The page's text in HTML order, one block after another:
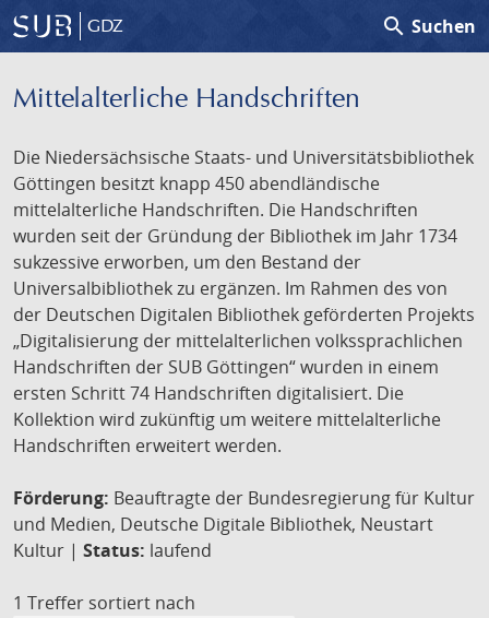
GDZ search Suchen
Mittelalterliche Handschriften
Die Niedersächsische Staats- und Universitätsbibliothek
Göttingen besitzt knapp 450 abendländische
mittelalterliche Handschriften. Die Handschriften
wurden seit der Gründung der Bibliothek im Jahr 1734
sukzessive erworben, um den Bestand der
Universalbibliothek zu ergänzen. Im Rahmen des von
der Deutschen Digitalen Bibliothek geförderten Projekts
„Digitalisierung der mittelalterlichen volkssprachlichen
Handschriften der SUB Göttingen“ wurden in einem
ersten Schritt 74 Handschriften digitalisiert. Die
Kollektion wird zukünftig um weitere mittelalterliche
Handschriften erweitert werden.
Förderung: Beauftragte der Bundesregierung für Kultur
und Medien, Deutsche Digitale Bibliothek, Neustart
Kultur | Status: laufend
1 Treffer sortiert nach